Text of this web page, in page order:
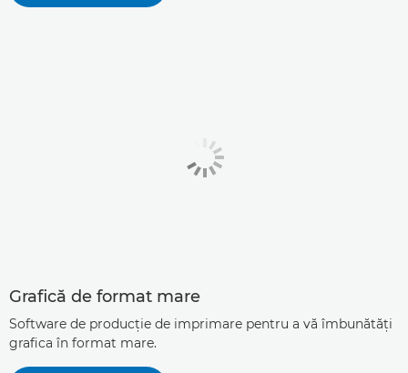
Grafică de format mare
Software de producţie de imprimare pentru a vă îmbunătăţi
grafica în format mare.